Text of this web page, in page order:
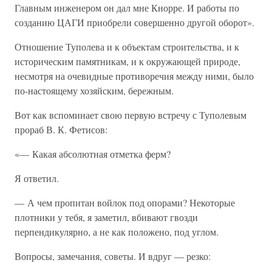
Главным инженером он дал мне Кнорре. И работы по
созданию ЦАГИ приобрели совершенно другой оборот».
Отношение Туполева и к объектам строительства, и к
историческим памятникам, и к окружающей природе,
несмотря на очевидные противоречия между ними, было
по-настоящему хозяйским, бережным.
Вот как вспоминает свою первую встречу с Туполевым
прораб В. К. Фетисов:
«— Какая абсолютная отметка ферм?
Я ответил.
— А чем пропитан войлок под опорами? Некоторые
плотники у тебя, я заметил, вбивают гвозди
перпендикулярно, а не как положено, под углом.
Вопросы, замечания, советы. И вдруг — резко: